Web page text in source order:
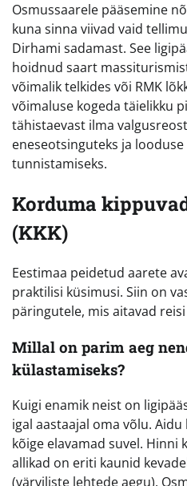
Osmussaarele pääsemine
kuna sinna viivad vaid
Dirhami sadamast. See
hoidnud saart
võimalik telkides või RMK
võimaluse kogeda täielikku
tähistaevast ilma
eneseotsinguteks ja
tunnistamiseks.
Korduma
(KKK)
Eestimaa peidetud aarete
praktilisi küsimusi. Siin on
päringutele, mis aitavad
Millal on parim aeg
külastamiseks?
Kuigi enamik neist on
igal aastaajal oma võlu.
kõige elavamad suvel. Hinni
allikad on eriti kaunid
(värviliste lehtede aegu).